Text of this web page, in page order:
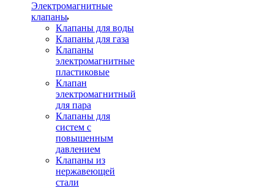
Электромагнитные
клапаны
Клапаны для воды
Клапаны для газа
Клапаны
электромагнитные
пластиковые
Клапан
электромагнитный
для пара
Клапаны для
систем с
повышенным
давлением
Клапаны из
нержавеющей
стали